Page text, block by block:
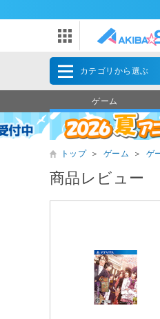
カテゴリから選ぶ
ゲーム
トップ ＞ ゲーム ＞ ゲ
商品レビュー